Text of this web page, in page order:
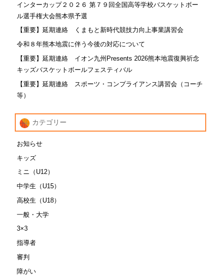
インターカップ２０２６ 第７９回全国高等学校バスケットボー
ル選手権大会熊本県予選
【重要】延期連絡 くまもと新時代競技力向上事業講習会
令和８年熊本地震に伴う今後の対応について
【重要】延期連絡 イオン九州Presents 2026熊本地震復興祈念
キッズバスケットボールフェスティバル
【重要】延期連絡 スポーツ・コンプライアンス講習会（コーチ
等）
カテゴリー
お知らせ
キッズ
ミニ（U12）
中学生（U15）
高校生（U18）
一般・大学
3×3
指導者
審判
障がい